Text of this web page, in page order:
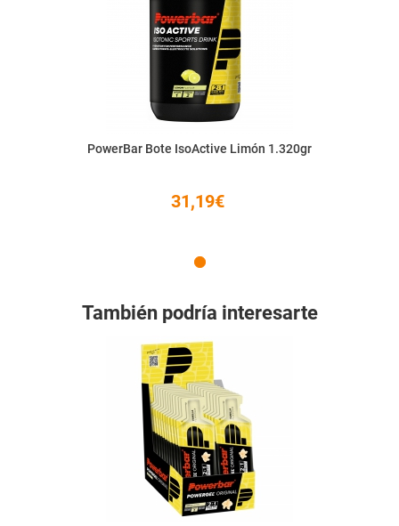
PowerBar Bote IsoActive Limón 1.320gr
31,19€
También podría interesarte